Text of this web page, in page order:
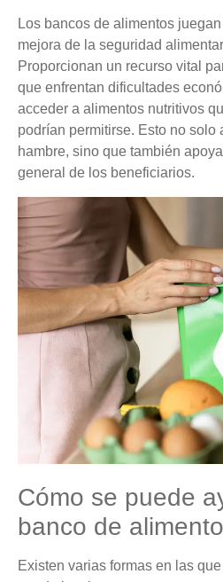
Los bancos de alimentos
mejora de la seguridad
Proporcionan un recurso vital
que enfrentan dificultades
acceder a alimentos nutritivos
podrían permitirse. Esto no solo
hambre, sino que también
general de los beneficiarios.
Cómo se puede
banco de
Existen varias formas en las